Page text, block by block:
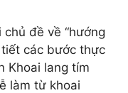
đề về “hướng
tiết các bước thực
Khoai lang tím
làm từ khoai